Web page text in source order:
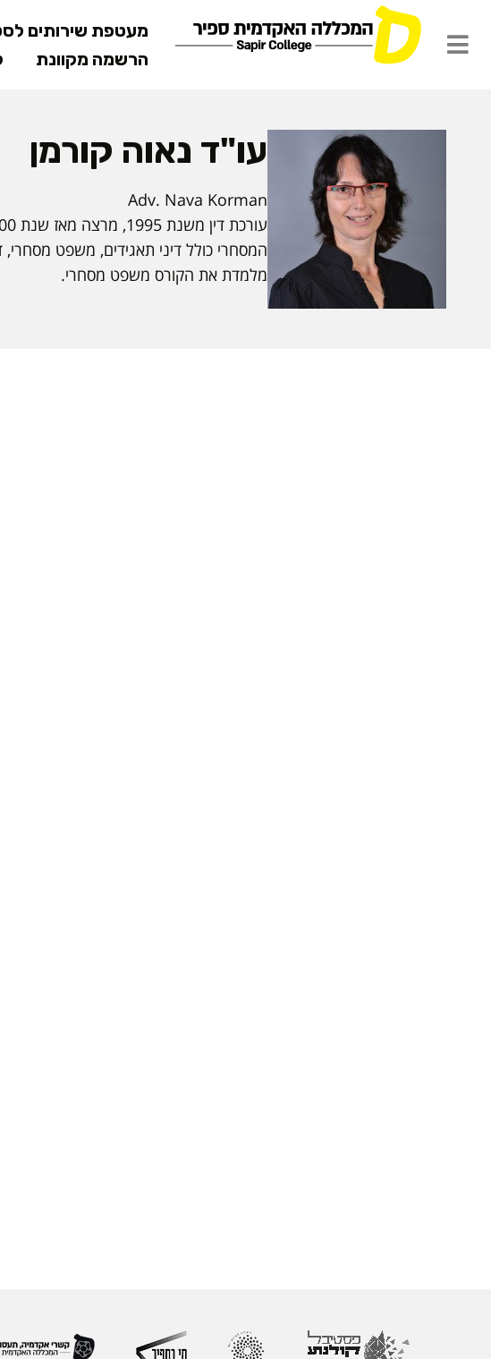
מעטפת שירותים
הרשמה מקוונת
עו"ד נאוה קורמן
Adv. Nava Korman
המסחרי כולל דיני תאגידים, משפט מסחרי,
מלמדת את הקורס משפט מסחרי.